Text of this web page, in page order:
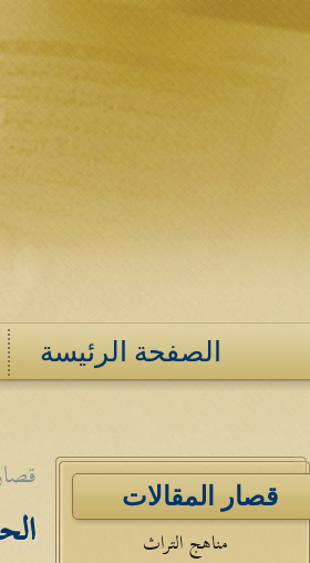
الصفحة الرئيسة
قصار المقالات
مناهج التراث